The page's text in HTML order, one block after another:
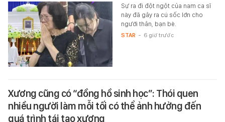
Sự ra đi đột ngột của nam ca sĩ
này đã gây ra cú sốc lớn cho
người thân, bạn bè.
STAR - 6 giờ trước
Xương cũng có “đồng hồ sinh học”: Thói quen
nhiều người làm mỗi tối có thể ảnh hưởng đến
quá trình tái tạo xương